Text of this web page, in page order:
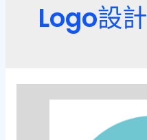
Logo設計